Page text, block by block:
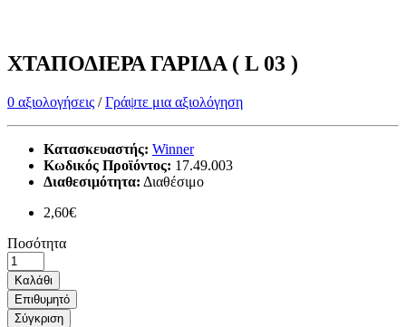
ΧΤΑΠΟΔΙΕΡΑ ΓΑΡΙΔΑ ( L 03 )
0 αξιολογήσεις /Γράψτε μια αξιολόγηση
Κατασκευαστής: Winner
Κωδικός Προϊόντος: 17.49.003
Διαθεσιμότητα: Διαθέσιμο
2,60€
Ποσότητα
Καλάθι
Επιθυμητό
Σύγκριση